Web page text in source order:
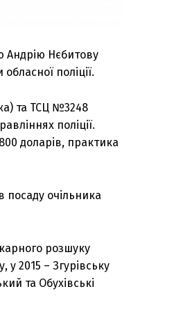
Андрію Нєбитову
поліції.
та ТСЦ №3248
поліції.
доларів, практика
очільника
розшуку
у 2015 – Згурівську
та Обухівські